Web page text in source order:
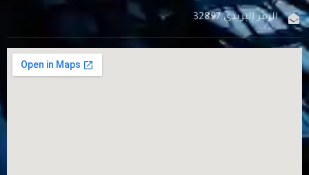
الرمز البريدي 32897